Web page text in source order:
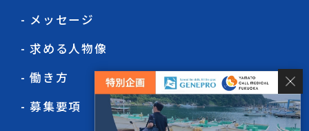
- メッセージ
- 求める人物像
- 働き方
- 募集要項